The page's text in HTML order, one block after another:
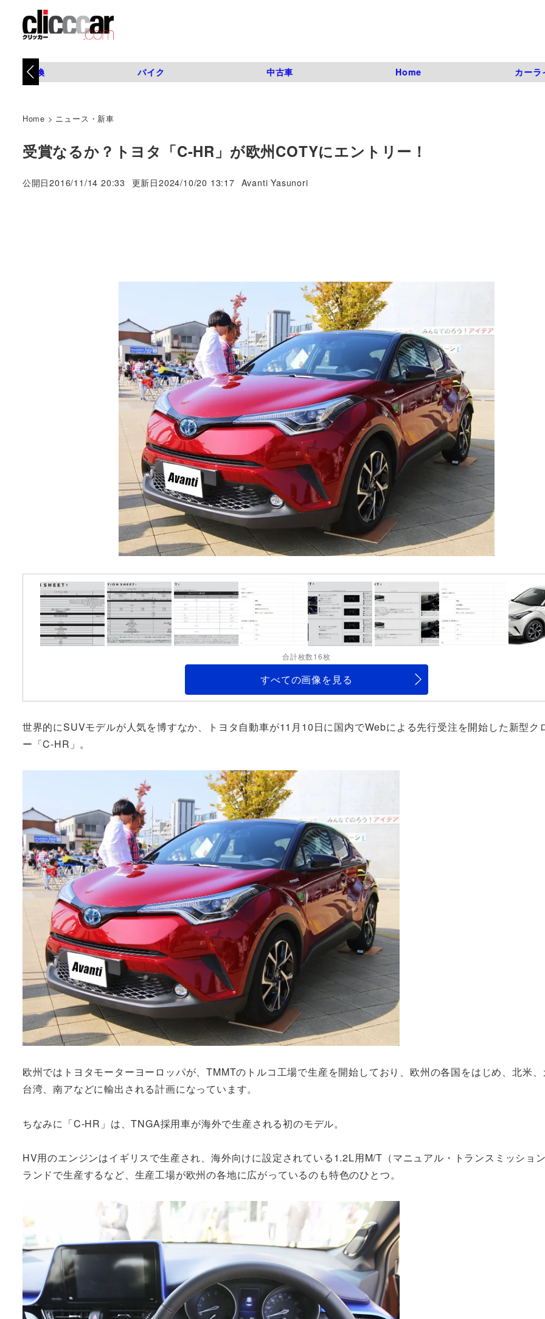
タイヤ交換 バイク 中古車 Home カーラ
Home > ニュース・新車
受賞なるか？トヨタ「C-HR」が欧州COTYにエントリー！
公開日2016/11/14 20:33 更新日2024/10/20 13:17
著
Avanti Yasunori
合計枚数16枚
すべての画像を見る
世界的にSUVモデルが人気を博すなか、トヨタ自動車が11月10日に国内でWebによる先行受注を開始した新型ク
ー「C-HR」。
欧州ではトヨタモーターヨーロッパが、TMMTのトルコ工場で生産を開始しており、欧州の各国をはじめ、北米
台湾、南アなどに輸出される計画になっています。
ちなみに「C-HR」は、TNGA採用車が海外で生産される初のモデル。
HV用のエンジンはイギリスで生産され、海外向けに設定されている1.2L用M/T（マニュアル・トランスミッショ
ランドで生産するなど、生産工場が欧州の各地に広がっているのも特色のひとつ。